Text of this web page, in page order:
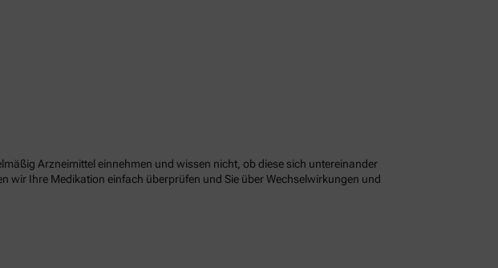
Arzneimittel einnehmen und wissen nicht, ob diese sich untereinander
wir Ihre Medikation einfach überprüfen und Sie über Wechselwirkungen und